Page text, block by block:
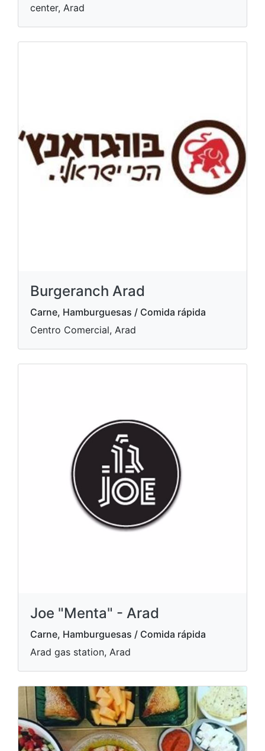
center, Arad
Burgeranch Arad
Carne, Hamburguesas / Comida rápida
Centro Comercial, Arad
Joe "Menta" - Arad
Carne, Hamburguesas / Comida rápida
Arad gas station, Arad